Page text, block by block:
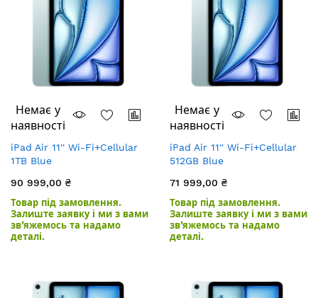
Немає у
наявності
iPad Air 11'' Wi-Fi+Cellular
1TB Blue
90 999,00 ₴
Товар під замовлення.
Залиште заявку і ми з вами
зв’яжемось та надамо
деталі.
Немає у
наявності
iPad Air 11'' Wi-Fi+Cellular
512GB Blue
71 999,00 ₴
Товар під замовлення.
Залиште заявку і ми з вами
зв’яжемось та надамо
деталі.